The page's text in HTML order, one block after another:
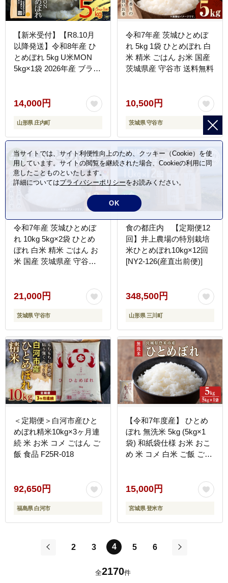
【新米受付】【R8.10月
以降発送】令和8年産 ひ
とめぼれ 5kg U米MON
5kg×1袋 2026年産 ブラン
の原点、亀の尾発祥の地
14,000円
山形県 庄内町
令和7年産 茨城ひとめぼ
れ 5kg 1袋 ひとめぼれ 白
米 精米 ごはん お米 国産
茨城県産 守谷市 送料無料
10,500円
茨城県 守谷市
令和7年産 茨城ひとめぼ
れ 10kg 5kg×2袋 ひとめ
ぼれ 白米 精米 ごはん お
米 国産 茨城県産 守谷市
21,000円
茨城県 守谷市
食の都庄内 【定期便12
回】井上農場の特別栽培
米ひとめぼれ10kg×12回
[NY2-126(産直出前便)]
348,500円
山形県 三川町
＜定期便＞白河市産ひと
めぼれ精米10kg×3ヶ月連
続 米 お米 コメ ごはん ご
飯 食品 F25R-018
92,650円
福島県 白河市
【令和7年度産】 ひとめ
ぼれ 無洗米 5kg (5kg×1
袋) 和紙袋仕様 お米 おこ
め 米 コメ 白米 ご飯 ごは
tm295
15,000円
宮城県 登米市
2 3 4 5
6
全2170件
当サイトでは、サイト利便性向上のため、クッキー（Cookie）を使
用しています。サイトの閲覧を継続された場合、Cookieの利用に同
意したことものといたします。
詳細についてはプライバシーポリシーをお読みください。
OK